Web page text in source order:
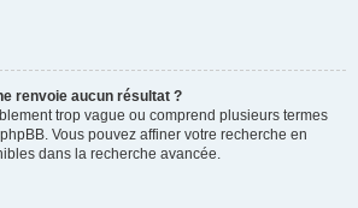
renvoie aucun résultat ?
trop vague ou comprend plusieurs termes
Vous pouvez affiner votre recherche en
dans la recherche avancée.